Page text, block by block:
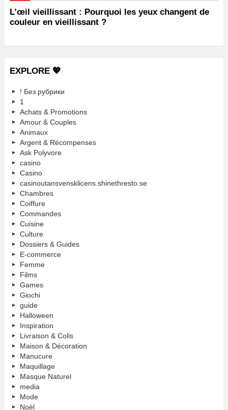
L’œil vieillissant : Pourquoi les yeux changent de
couleur en vieillissant ?
EXPLORE 💖
! Без рубрики
1
Achats & Promotions
Amour & Couples
Animaux
Argent & Récompenses
Ask Polyvore
casino
Casino
casinoutansvensklicens.shinethresto.se
Chambres
Coiffure
Commandes
Cuisine
Culture
Dossiers & Guides
E-commerce
Femme
Films
Games
Giochi
guide
Halloween
Inspiration
Livraison & Colis
Maison & Décoration
Manucure
Maquillage
Masque Naturel
media
Mode
Noël